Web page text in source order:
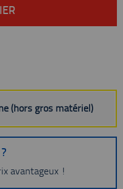
(hors gros matériel)
avantageux !